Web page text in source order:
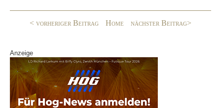
o< vorheriger Beitrag Home nächster Beitrag>
Anzeige